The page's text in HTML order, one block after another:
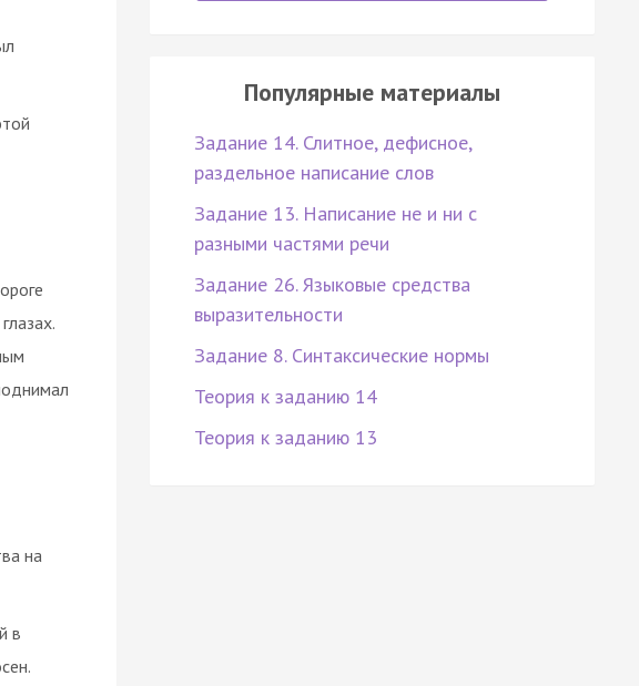
на
в
Популярные материалы
Задание 14. Слитное, дефисное,
раздельное написание слов
Задание 13. Написание не и ни с
разными частями речи
Задание 26. Языковые средства
выразительности
Задание 8. Синтаксические нормы
Теория к заданию 14
Теория к заданию 13